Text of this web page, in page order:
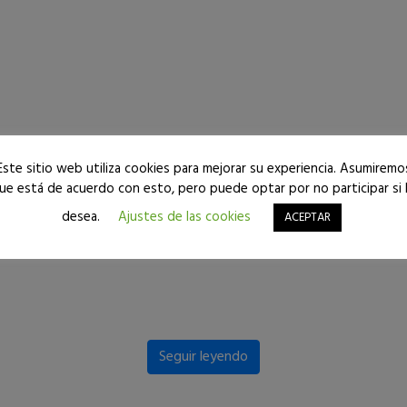
Seguir leyendo
sitio web utiliza cookies para mejorar su experiencia.
está de acuerdo con esto, pero puede optar por no participar si
desea.
Ajustes de las cookies ACEPTAR